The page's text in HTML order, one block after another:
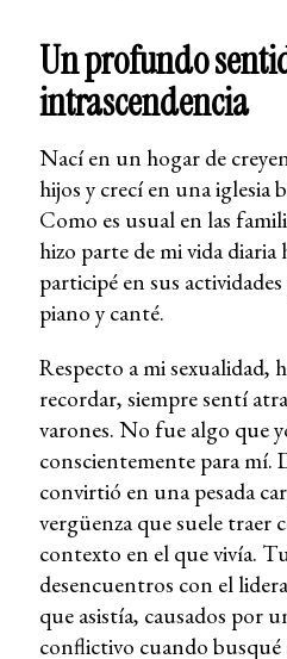
Un profundo
intrascendencia
Nací en un hogar de
hijos y crecí en una iglesia
Como es usual en las
hizo parte de mi vida diaria
participé en sus
piano y canté.
Respecto a mi sexualidad,
recordar, siempre sentí
varones. No fue algo que
conscientemente para mí.
convirtió en una pesada
vergüenza que suele traer
contexto en el que vivía.
desencuentros con el
que asistía, causados por
conflictivo cuando busqué